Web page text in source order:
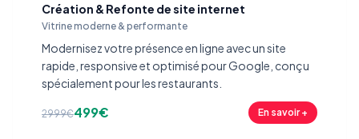
Création & Refonte de site internet
Vitrine moderne & performante
Modernisez votre présence en ligne avec un site
rapide, responsive et optimisé pour Google, conçu
spécialement pour les restaurants.
2999€499€ En savoir +